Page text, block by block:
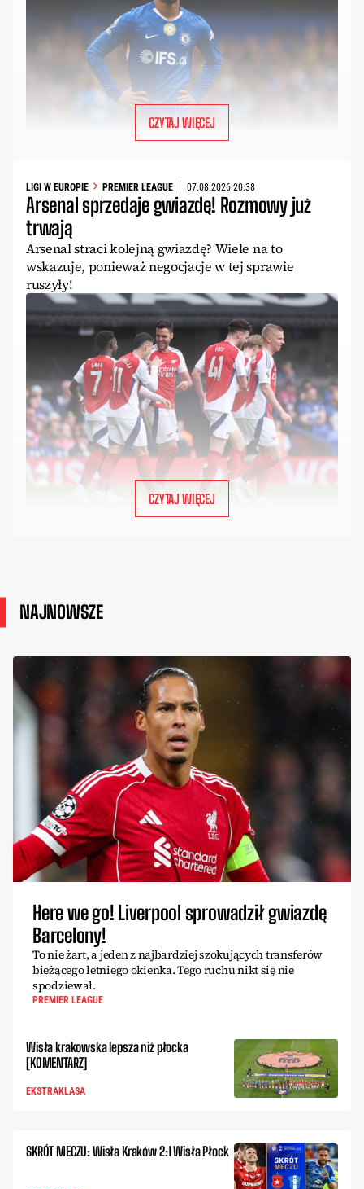
CZYTAJ WIĘCEJ
LIGI W EUROPIE PREMIER LEAGUE 07.08.2026 20:38
Arsenal sprzedaje gwiazdę! Rozmowy już
trwają
Arsenal straci kolejną gwiazdę? Wiele na to
wskazuje, ponieważ negocjacje w tej sprawie
ruszyły!
CZYTAJ WIĘCEJ
NAJNOWSZE
Here we go! Liverpool sprowadził gwiazdę
Barcelony!
To nie żart, a jeden z najbardziej szokujących transferów
bieżącego letniego okienka. Tego ruchu nikt się nie
spodziewał.
PREMIER LEAGUE
Wisła krakowska lepsza niż płocka
[KOMENTARZ]
EKSTRAKLASA
SKRÓT MECZU: Wisła Kraków 2:1 Wisła Płock